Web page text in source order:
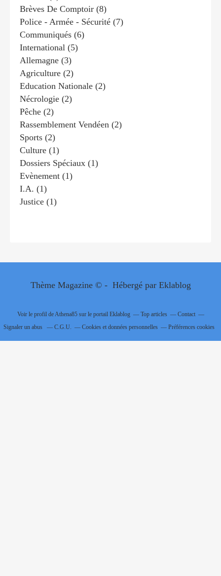
Brèves De Comptoir (8)
Police - Armée - Sécurité (7)
Communiqués (6)
International (5)
Allemagne (3)
Agriculture (2)
Education Nationale (2)
Nécrologie (2)
Pêche (2)
Rassemblement Vendéen (2)
Sports (2)
Culture (1)
Dossiers Spéciaux (1)
Evènement (1)
I.a. (1)
Justice (1)
Thème Magazine © - Hébergé par Eklablog
Voir le profil deAthena85sur le portail Eklablog Top articles
Contact
Signaler un abus
C.G.U. Cookies et données personnelles Préférences cookies